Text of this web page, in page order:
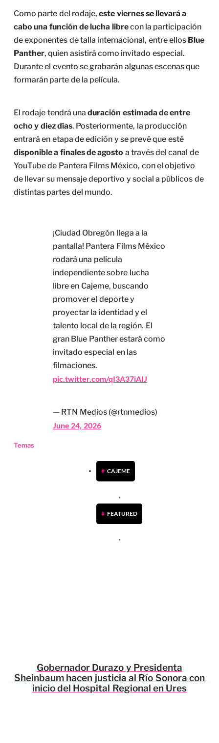
Como parte del rodaje,este viernes se llevará a
cabo una función de lucha librecon la participación
de exponentes de talla internacional, entre ellos Blue
Panther, quien asistirá como invitado especial.
Durante el evento se grabarán algunas escenas que
formarán parte de la película.
El rodaje tendrá unaduración estimada de entre
ocho y diez días. Posteriormente, la producción
entrará en etapa de edición y se prevé que esté
disponible a finales de agosto a través del canal de
YouTube de Pantera Films México, con el objetivo
de llevar su mensaje deportivo y social a públicos de
distintas partes del mundo.
¡Ciudad Obregón llega a la
pantalla! Pantera Films México
rodará una película
independiente sobre lucha
libre en Cajeme, buscando
promover el deporte y
proyectar la identidad y el
talento local de la región. El
gran Blue Panther estará como
invitado especial en las
filmaciones.
pic.twitter.com/qI3A37iAIJ
— RTN Medios (@rtnmedios)
June 24, 2026
Temas
CAJEME
,
FEATURED
,
Gobernador Durazo y Presidenta
Sheinbaum hacen justicia al Río Sonora con
inicio del Hospital Regional en Ures